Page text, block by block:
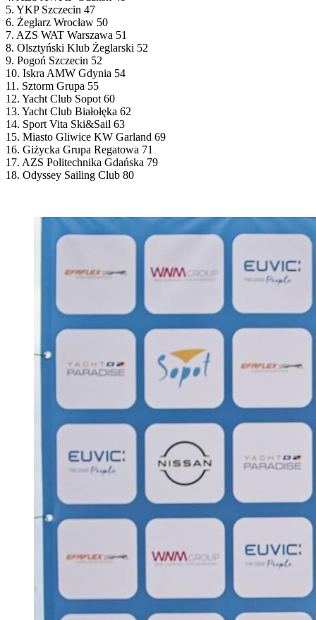
5. YKP Szczecin 47
6. Żeglarz Wrocław 50
7. AZS WAT Warszawa 51
8. Olsztyński Klub Żeglarski 52
9. Pogoń Szczecin 52
10. Iskra AMW Gdynia 54
11. Sztorm Grupa 55
12. Yacht Club Sopot 60
13. Yacht Club Białołęka 62
14. Sport Vita Ski&Sail 63
15. Miasto Gliwice KW Garland 69
16. Giżycka Grupa Regatowa 71
17. AZS Politechnika Gdańska 79
18. Odyssey Sailing Club 80